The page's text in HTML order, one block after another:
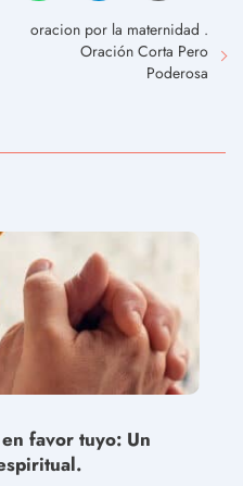
oracion por la maternidad .
Oración Corta Pero
Poderosa
favor tuyo: Un